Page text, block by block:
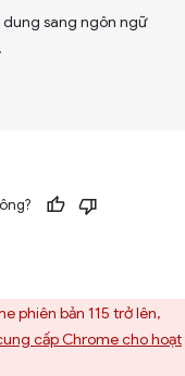
sang ngôn ngữ
phiên bản 115 trở lên,
cấp Chrome cho hoạt